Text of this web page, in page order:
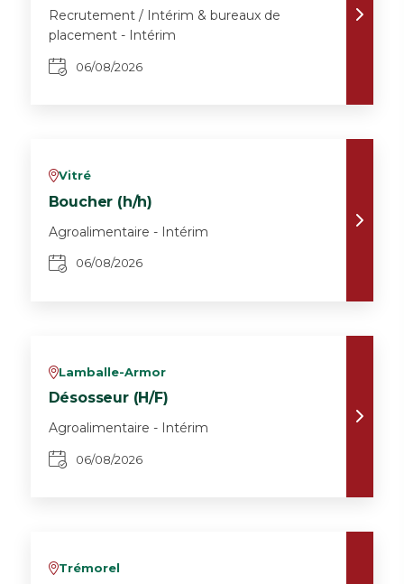
Recrutement / Intérim & bureaux de
placement - Intérim
06/08/2026
vVitré
Boucher (h/h)
Agroalimentaire - Intérim
06/08/2026
vLamballe-Armor
Désosseur (H/F)
Agroalimentaire - Intérim
06/08/2026
vTrémorel